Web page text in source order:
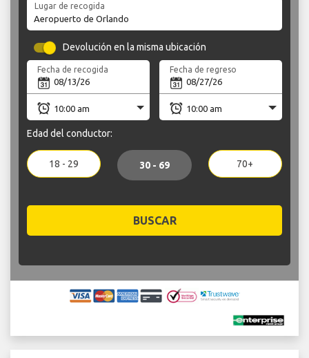
Lugar de recogida
Devolución en la misma ubicación
Fecha de recogida Fecha de regreso
Edad del conductor:
18 - 29 30 - 69 70+
BUSCAR